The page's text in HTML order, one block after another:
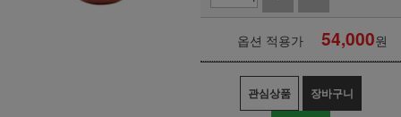
옵션 적용가 54,000원
관심상품 장바구니